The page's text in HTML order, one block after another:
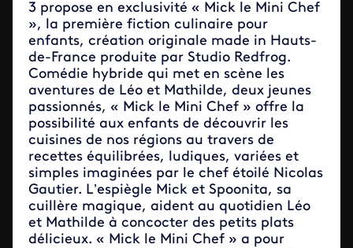
3 propose en exclusivité « Mick le Mini Chef
», la première fiction culinaire pour
enfants, création originale made in Hauts-
de-France produite par Studio Redfrog.
Comédie hybride qui met en scène les
aventures de Léo et Mathilde, deux jeunes
passionnés, « Mick le Mini Chef » offre la
possibilité aux enfants de découvrir les
cuisines de nos régions au travers de
recettes équilibrées, ludiques, variées et
simples imaginées par le chef étoilé Nicolas
Gautier. L’espiègle Mick et Spoonita, sa
cuillère magique, aident au quotidien Léo
et Mathilde à concocter des petits plats
délicieux. « Mick le Mini Chef » a pour